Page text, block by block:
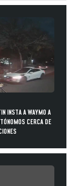
INSTA A WAYMO A
CERCA DE